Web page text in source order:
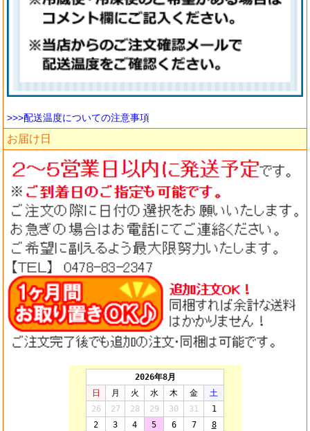
>>>配送温度についての注意事項
お届け日